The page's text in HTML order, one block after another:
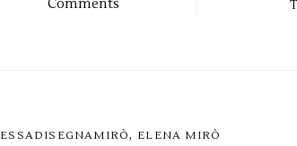
Comments
, ELENA MIRÒ